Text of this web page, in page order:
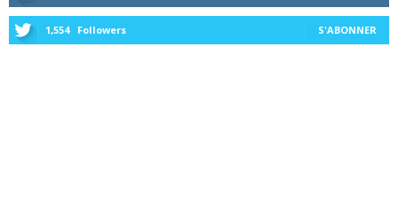
1,554 Followers S'ABONNER